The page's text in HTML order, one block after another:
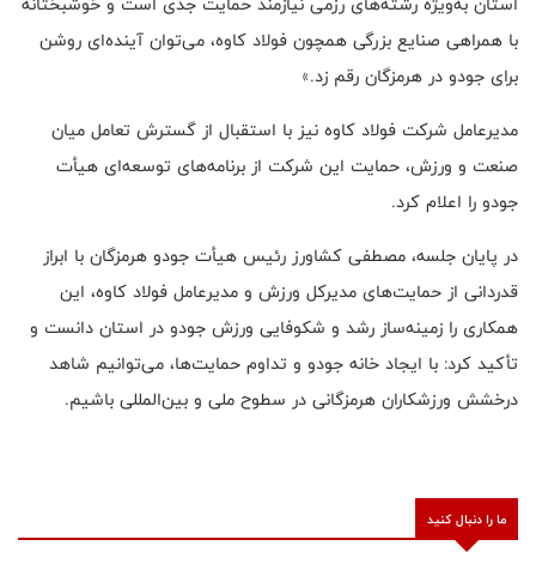
با همراهی صنایع بزرگی همچون فولاد کاوه، می‌توان آینده‌ای روشن
برای جودو در هرمزگان رقم زد.»
مدیرعامل شرکت فولاد کاوه نیز با استقبال از گسترش تعامل میان
صنعت و ورزش، حمایت این شرکت از برنامه‌های توسعه‌ای هیأت
جودو را اعلام کرد.
در پایان جلسه، مصطفی کشاورز رئیس هیأت جودو هرمزگان با ابراز
قدردانی از حمایت‌های مدیرکل ورزش و مدیرعامل فولاد کاوه، این
همکاری را زمینه‌ساز رشد و شکوفایی ورزش جودو در استان دانست و
تأکید کرد: با ایجاد خانه جودو و تداوم حمایت‌ها، می‌توانیم شاهد
درخشش ورزشکاران هرمزگانی در سطوح ملی و بین‌المللی باشیم.
ما را دنبال کنید